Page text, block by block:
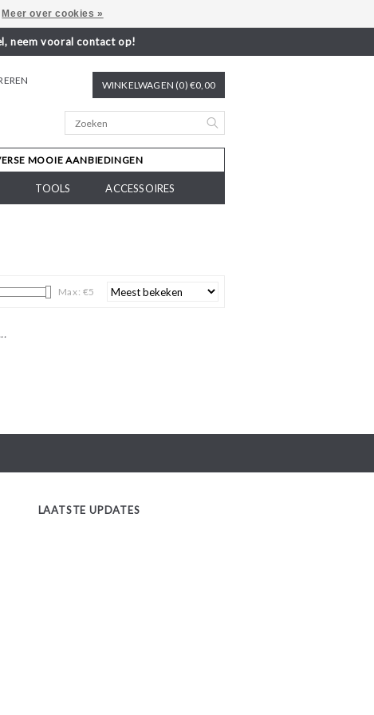
neem vooral contact op!
WINKELWAGEN (0) €0,00
MOOIE AANBIEDINGEN
TOOLS ACCESSOIRES
Max: €5
LAATSTE UPDATES
Meer over cookies »